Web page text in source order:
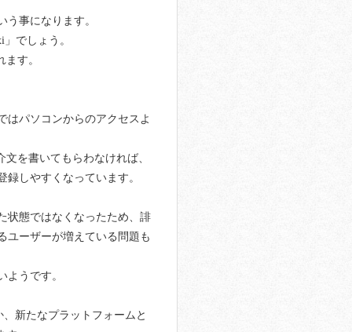
事になります。
でしょう。
す。
はパソコンからのアクセスよ
を書いてもらわなければ、
しやすくなっています。
状態ではなくなったため、誹
ユーザーが増えている問題も
うです。
新たなプラットフォームと